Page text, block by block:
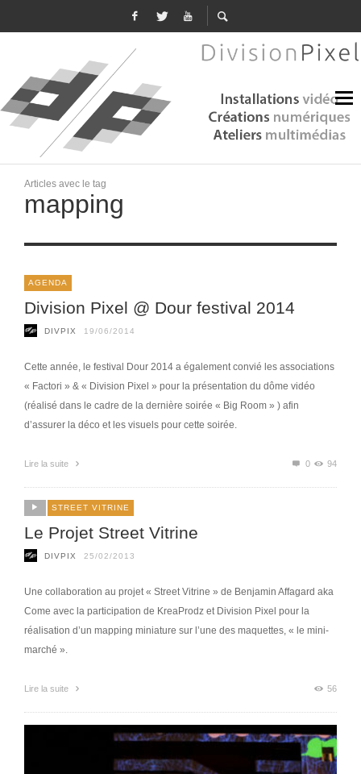
Articles avec le tag
mapping
AGENDA
Division Pixel @ Dour festival 2014
DIVPIX 19/06/2014
Cette année, le festival Dour 2014 a également convié les associations
« Factori » & « Division Pixel » pour la présentation du dôme vidéo
(réalisé dans le cadre de la dernière soirée « Big Room » ) afin
d’assurer la déco et les visuels pour cette soirée.
Lire la suite 0 94
STREET VITRINE
Le Projet Street Vitrine
DIVPIX 25/02/2013
Une collaboration au projet « Street Vitrine » de Benjamin Affagard aka
Come avec la participation de KreaProdz et Division Pixel pour la
réalisation d’un mapping miniature sur l’une des maquettes, « le mini-
marché ».
Lire la suite 56